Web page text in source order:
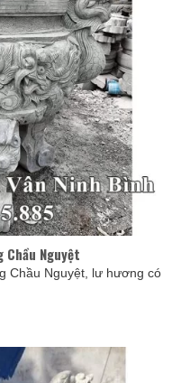
Nguyệt
Chầu Nguyệt, lư hương có